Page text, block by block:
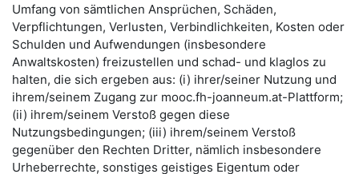
Umfang von sämtlichen Ansprüchen, Schäden,
Verpflichtungen, Verlusten, Verbindlichkeiten, Kosten oder
Schulden und Aufwendungen (insbesondere
Anwaltskosten) freizustellen und schad- und klaglos zu
halten, die sich ergeben aus: (i) ihrer/seiner Nutzung und
ihrem/seinem Zugang zur mooc.fh-joanneum.at-Plattform;
(ii) ihrem/seinem Verstoß gegen diese
Nutzungsbedingungen; (iii) ihrem/seinem Verstoß
gegenüber den Rechten Dritter, nämlich insbesondere
Urheberrechte, sonstiges geistiges Eigentum oder